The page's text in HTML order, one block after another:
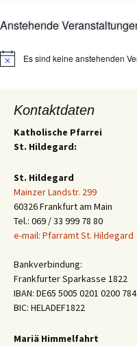
Anstehende
HinweisEs sind keine anstehenden
Kontaktdaten
Katholische Pfarrei
St. Hildegard:
St. Hildegard
Mainzer Landstr. 299
60326 Frankfurt am Main
Tel.: 069 / 33 999 78 80
e-mail: Pfarramt St. Hildegard
Bankverbindung:
Frankfurter Sparkasse 1822
IBAN: DE65 5005 0201 0200
BIC: HELADEF1822
Mariä Himmelfahrt